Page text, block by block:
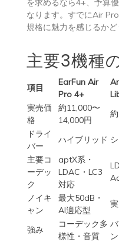
なります。すでにAir
規格に魅力を感じるかど
主要3機種
項目
EarFun Air
Pro 4+
実売価
格
約11,000〜
14,000円
ドライ
バー
ハイブリッド
主要コ
ーデッ
ク
aptX系・
LDAC・LC3
対応
ノイキ
ャン
最大50dB・
AI適応型
強み
コーデック多
様性・音質